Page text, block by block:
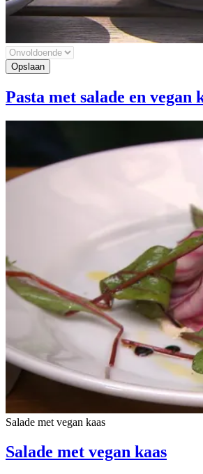
Pasta met salade en vegan
Salade met vegan kaas
Salade met vegan kaas